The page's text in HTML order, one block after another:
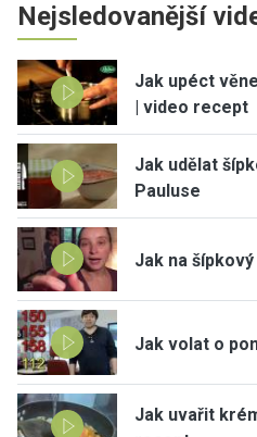
Nejsledovanější
Jak upéct
| video recept
Jak udělat
Pauluse
Jak na
Jak volat o
Jak uvařit